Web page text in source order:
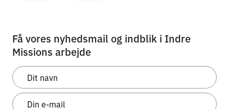
Få vores nyhedsmail og indblik i Indre
Missions arbejde